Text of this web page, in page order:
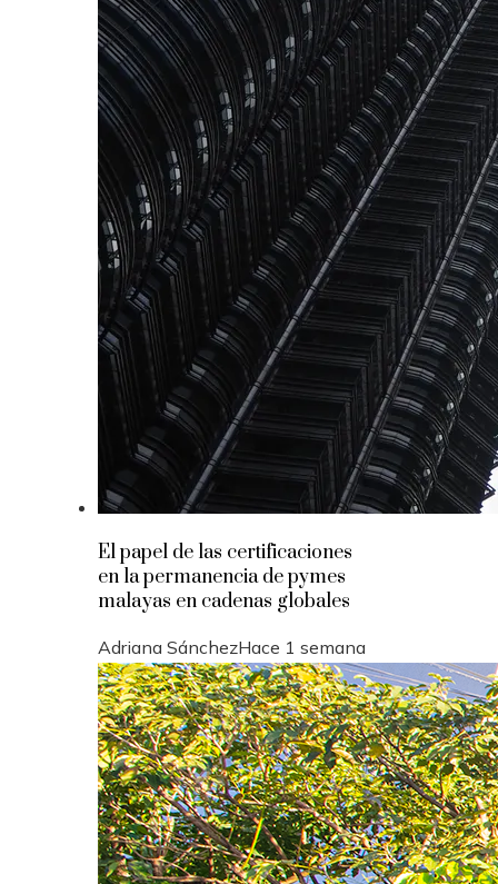
El papel de las certificaciones
en la permanencia de pymes
malayas en cadenas globales
Adriana SánchezHace 1 semana